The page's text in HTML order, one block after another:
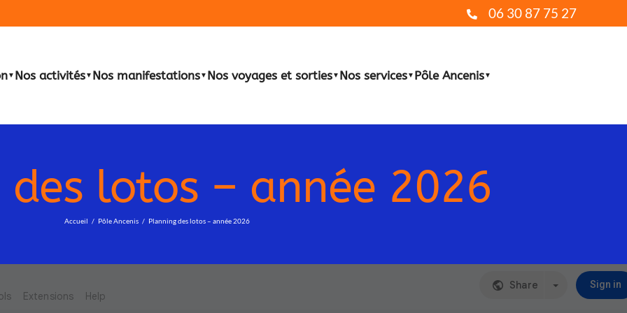
06 30 87 75 27
▼ Nos activités▼ Nos manifestations▼ Nos voyages et sorties▼ Nos services▼ Pôle Ancenis▼
des lotos – année 2026
Accueil Pôle Ancenis Planning des lotos – année 2026